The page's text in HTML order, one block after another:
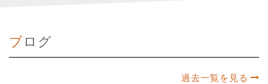
ブログ
過去一覧を見る